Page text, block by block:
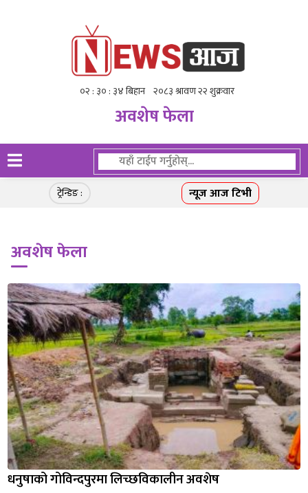
अवशेष फेला
ट्रेन्डिङ : न्यूज आज टिभी
अवशेष फेला
धनुषाको गोविन्दपुरमा लिच्छविकालीन अवशेष